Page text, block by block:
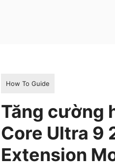
How To Guide
Tăng cường
Core Ultra 9
Extension